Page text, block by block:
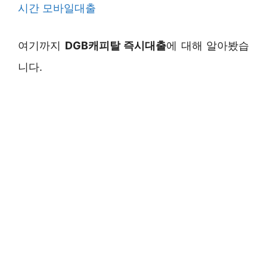
시간 모바일대출
여기까지 DGB캐피탈 즉시대출에 대해 알아봤습
니다.